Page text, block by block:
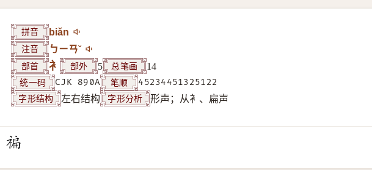
拼音 biǎn
注音 ㄅㄧㄢˇ
部首 衤 部外 5 总笔画 14
统一码 CJK 890A 笔顺 45234451325122
字形结构 左右结构 字形分析 形声；从衤、扁声